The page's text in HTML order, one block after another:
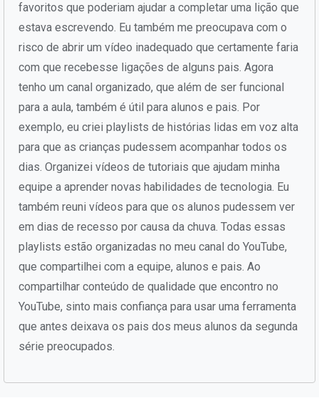
favoritos que poderiam ajudar a completar uma lição que
estava escrevendo. Eu também me preocupava com o
risco de abrir um vídeo inadequado que certamente faria
com que recebesse ligações de alguns pais. Agora
tenho um canal organizado, que além de ser funcional
para a aula, também é útil para alunos e pais. Por
exemplo, eu criei playlists de histórias lidas em voz alta
para que as crianças pudessem acompanhar todos os
dias. Organizei vídeos de tutoriais que ajudam minha
equipe a aprender novas habilidades de tecnologia. Eu
também reuni vídeos para que os alunos pudessem ver
em dias de recesso por causa da chuva. Todas essas
playlists estão organizadas no meu canal do YouTube,
que compartilhei com a equipe, alunos e pais. Ao
compartilhar conteúdo de qualidade que encontro no
YouTube, sinto mais confiança para usar uma ferramenta
que antes deixava os pais dos meus alunos da segunda
série preocupados.